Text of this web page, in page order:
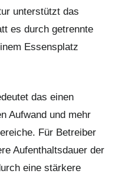
unterstützt das
es durch getrennte
Essensplatz
das einen
Aufwand und mehr
Für Betreiber
Aufenthaltsdauer der
eine stärkere